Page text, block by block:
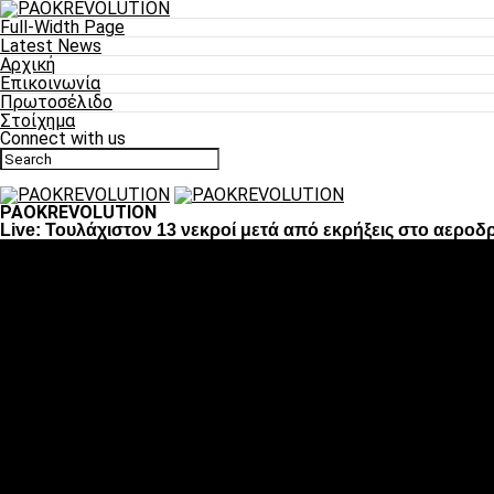
Full-Width Page
Latest News
Αρχική
Επικοινωνία
Πρωτοσέλιδο
Στοίχημα
Connect with us
PAOKREVOLUTION
Live: Τουλάχιστον 13 νεκροί μετά από εκρήξεις στο